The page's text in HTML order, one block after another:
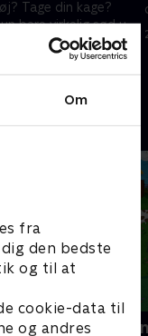
Om
fra
den bedste
og til at
cookie-data til
og andres
Tage din kage?
bare virkelig sød ud
dig med stort og
2023 • 5 min
Mashas